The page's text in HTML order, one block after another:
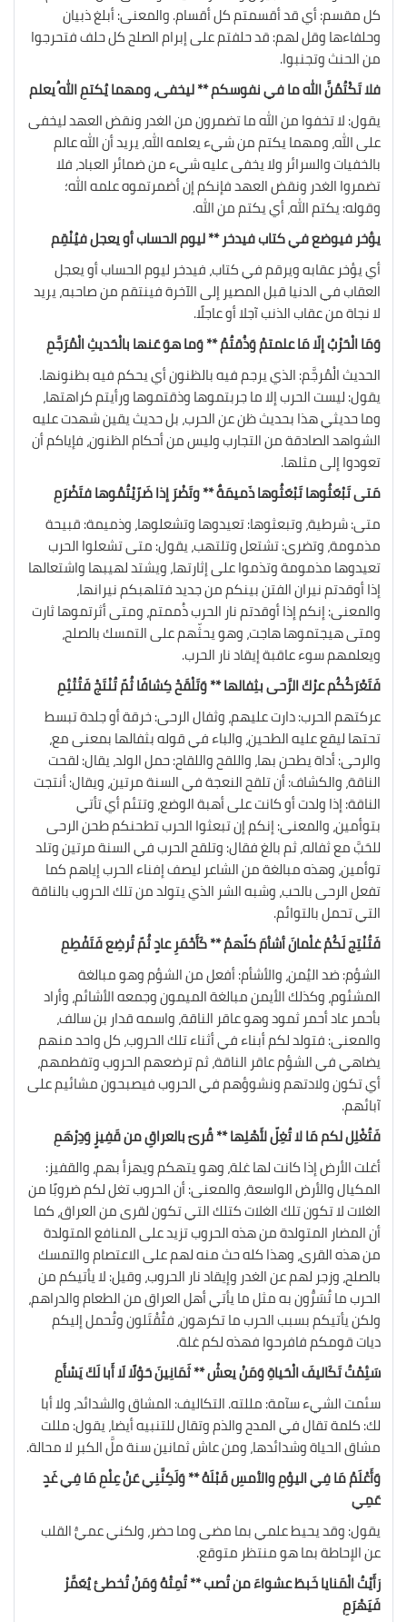
كل مقسم: أي قد أقسمتم كل أقسام. والمعنى: أبلغ ذبيان
وحلفاءها وقل لهم: قد حلفتم على إبرام الصلح كل حلف فتحرجوا
من الحنث وتجنبوا.
فلا تَكْتُمُنَّ الله ما في نفوسكم ** ليخفى، ومهما يُكتمِ اللهُ يعلم
يقول: لا تخفوا من الله ما تضمرون من الغدر ونقض العهد ليخفى
على الله، ومهما يكتم من شيء يعلمه الله، يريد أن الله عالم
بالخفيات والسرائر ولا يخفى عليه شيء من ضمائر العباد، فلا
تضمروا الغدر ونقض العهد فإنكم إن أضمرتموه علمه الله؛
وقوله: يكتم الله، أي يكتم من الله.
يؤخر فيوضع في كتاب فيدخر ** ليوم الحساب أو يعجل فيُنْقِم
أي يؤخر عقابه ويرقم في كتاب، فيدخر ليوم الحساب أو يعجل
العقاب في الدنيا قبل المصير إلى الآخرة فينتقم من صاحبه، يريد
لا نجاة من عقاب الذنب آجلا أو عاجلًا.
وَمَا الْحَرْبُ إلّا مَا علمتمْ وَذُقتُمُ ** وَما هوَ عَنها بالْحَديثِ الْمُرَجَّمِ
الحديث الْمُرجَّم: الذي يرجم فيه بالظنون أي يحكم فيه بظنونها.
يقول: ليست الحرب إلا ما جربتموها وذقتموها ورأيتم كراهتها،
وما حديثي هذا بحديث ظن عن الحرب، بل حديث يقين شهدت عليه
الشواهد الصادقة من التجارب وليس من أحكام الظنون، فإياكم أن
تعودوا إلى مثلها.
مَتى تَبْعَثُوها تَبْعَثُوها ذَميمَةٌ ** وتَضْرَ إذا ضَرّيْتُمُوها فتَضْرَمِ
متى: شرطية، وتبعثوها: تعيدوها وتشعلوها، وذميمة: قبيحة
مذمومة، وتضرى: تشتعل وتلتهب، يقول: متى تشعلوا الحرب
تعيدوها مذمومة وتذموا على إثارتها، ويشتد لهيبها واشتعالها
إذا أوقدتم نيران الفتن بينكم من جديد فتلهبكم نيرانها،
والمعنى: إنكم إذا أوقدتم نار الحرب ذُممتم، ومتى أثرتموها ثارت
ومتى هيجتموها هاجت، وهو يحثّهم على التمسك بالصلح،
ويعلمهم سوء عاقبة إيقاد نار الحرب.
فَتَعْرَكُكُم عرْكَ الرَّحى بثِفالها ** وَتَلْقَحْ كِشافًا ثُمّ تُنْتَجْ فَتُتْئِمِ
عركتهم الحرب: دارت عليهم، وثفال الرحى: خرقة أو جلدة تبسط
تحتها ليقع عليه الطحين، والباء في قوله بثفالها بمعنى مع،
والرحى: أداة يطحن بها، واللقح واللقاح: حمل الولد، يقال: لقحت
الناقة، والكشاف: أن تلقح النعجة في السنة مرتين، ويقال: أنتجت
الناقة: إذا ولدت أو كانت على أهبة الوضع، وتتئم أي تأتي
بتوأمين، والمعنى: إنكم إن تبعثوا الحرب تطحنكم طحن الرحى
للحَبَّ مع ثفاله، ثم بالغ فقال: وتلقح الحرب في السنة مرتين وتلد
توأمين، وهذه مبالغة من الشاعر ليصف إفناء الحرب إياهم كما
تفعل الرحى بالحب، وشبه الشر الذي يتولد من تلك الحروب بالناقة
التي تحمل بالتوائم.
فَتُنْتِج لَكُمْ غلْمانَ أشأمَ كلّهمْ ** كَأَحْمَرِ عادٍ ثُمّ تُرضِع فَتَفْطِمِ
الشؤم: ضد اليُمن، والأشأم: أفعل من الشؤم وهو مبالغة
المشئوم، وكذلك الأيمن مبالغة الميمون وجمعه الأشائم، وأراد
بأحمر عاد أحمر ثمود وهو عاقر الناقة، واسمه قدار بن سالف،
والمعنى: فتولد لكم أبناء في أثناء تلك الحروب، كل واحد منهم
يضاهي في الشؤم عاقر الناقة، ثم ترضعهم الحروب وتفطمهم،
أي تكون ولادتهم ونشوؤهم في الحروب فيصبحون مشائيم على
آبائهم.
فَتُغْلِل لكم مَا لا تُغِلّ لأَهْلِها ** قُرىً بالعراقِ من قَفِيزٍ وَدِرْهَمِ
أغلت الأرض إذا كانت لها غلة، وهو يتهكم ويهزأ بهم، والقفيز:
المكيال والأرض الواسعة، والمعنى: أن الحروب تغل لكم ضروبًا من
الغلات لا تكون تلك الغلات كتلك التي تكون لقرى من العراق، كما
أن المضار المتولدة من هذه الحروب تزيد على المنافع المتولدة
من هذه القرى، وهذا كله حث منه لهم على الاعتصام والتمسك
بالصلح، وزجر لهم عن الغدر وإيقاد نار الحروب، وقيل: لا يأتيكم من
الحرب ما تُسَرُّون به مثل ما يأتي أهل العراق من الطعام والدراهم،
ولكن يأتيكم بسبب الحرب ما تكرهون، فتُقْتَلون وتُحمل إليكم
ديات قومكم فافرحوا فهذه لكم غلة.
سَئِمْتُ تَكَاليفَ الْحَياةِ وَمَنْ يعشْ ** ثَمَانِينَ حَوْلًا لَا أَبا لَكَ يَسْأَمِ
سئمت الشيء سآمة: مللته. التكاليف: المشاق والشدائد، ولا أبا
لك: كلمة تقال في المدح والذم وتقال للتنبيه أيضا، يقول: مللت
مشاق الحياة وشدائدها، ومن عاش ثمانين سنة ملَّ الكبر لا محالة.
وَأَعْلَمُ مَا فِي اليوْمِ والأمسِ قَبْلَهُ ** وَلَكِنَّنِي عَنْ عِلْمِ مَا فِي غَدٍ
عَمِي
يقول: وقد يحيط علمي بما مضى وما حضر، ولكني عميُّ القلب
عن الإحاطة بما هو منتظر متوقع.
رَأَيْتُ الْمَنايا خَبطَ عشواءَ من تُصب ** تُمِتْهُ وَمَنْ تُخطئ يُعَمَّرْ
فَيَهْرَمِ